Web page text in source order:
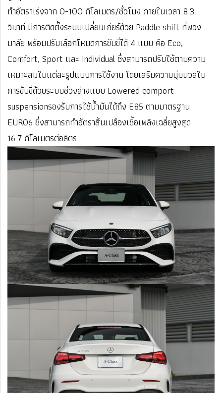
ทำอัตราเร่งจาก 0-100 กิโลเมตร/ชั่วโมง ภายในเวลา 8.3
วินาที มีการติดตั้งระบบเปลี่ยนเกียร์ด้วย Paddle shift ที่พวง
มาลัย พร้อมปรับเลือกโหมดการขับขี่ได้ 4 แบบ คือ Eco,
Comfort, Sport และ Individual ซึ่งสามารถปรับใช้ตามความ
เหมาะสมในแต่ละรูปแบบการใช้งาน โดยเสริมความนุ่มนวลใน
การขับขี่ด้วยระบบช่วงล่างแบบ Lowered comport
suspensionรองรับการใช้น้ำมันได้ถึง E85 ตามมาตรฐาน
EURO6 ซึ่งสามารถทำอัตราสิ้นเปลืองเชื้อเพลิงเฉลี่ยสูงสุด
16.7 กิโลเมตรต่อลิตร